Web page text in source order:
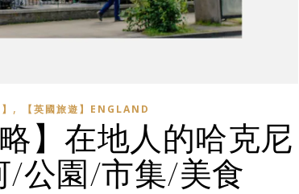
, 【英國旅遊】ENGLAND
】在地人的哈克尼
/公園/市集/美食